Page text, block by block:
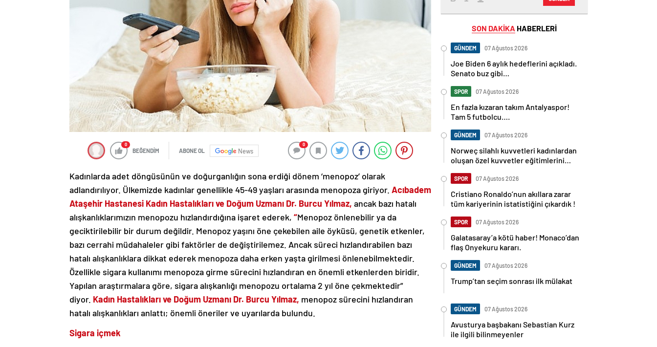
0
BEĞENDİM ABONE OL News
0
Kadınlarda adet döngüsünün ve doğurganlığın sona erdiği dönem ‘menopoz’ olarak
adlandırılıyor. Ülkemizde kadınlar genellikle 45-49 yaşları arasında menopoza giriyor. Acıbadem
Ataşehir Hastanesi Kadın Hastalıkları ve Doğum Uzmanı Dr. Burcu Yılmaz, ancak bazı hatalı
alışkanlıklarımızın menopozu hızlandırdığına işaret ederek, “Menopoz önlenebilir ya da
geciktirilebilir bir durum değildir. Menopoz yaşını öne çekebilen aile öyküsü, genetik etkenler,
bazı cerrahi müdahaleler gibi faktörler de değiştirilemez. Ancak süreci hızlandırabilen bazı
hatalı alışkanlıklara dikkat ederek menopoza daha erken yaşta girilmesi önlenebilmektedir.
Özellikle sigara kullanımı menopoza girme sürecini hızlandıran en önemli etkenlerden biridir.
Yapılan araştırmalara göre, sigara alışkanlığı menopozu ortalama 2 yıl öne çekmektedir”
diyor. Kadın Hastalıkları ve Doğum Uzmanı Dr. Burcu Yılmaz, menopoz sürecini hızlandıran
hatalı alışkanlıkları anlattı; önemli öneriler ve uyarılarda bulundu.
Sigara içmek
SON DAKİKA HABERLERİ
GÜNDEM 07 Ağustos 2026
Joe Biden 6 aylık hedeflerini açıkladı.
Senato buz gibi…
SPOR 07 Ağustos 2026
En fazla kızaran takım Antalyaspor!
Tam 5 futbolcu….
GÜNDEM 07 Ağustos 2026
Norweç silahlı kuvvetleri kadınlardan
oluşan özel kuvvetler eğitimlerini
SPOR 07 Ağustos 2026
Cristiano Ronaldo’nun akıllara zarar
tüm kariyerinin istatistiğini çıkardık !
SPOR 07 Ağustos 2026
Galatasaray’a kötü haber! Monaco’dan
flaş Onyekuru kararı.
GÜNDEM 07 Ağustos 2026
Trump’tan seçim sonrası ilk mülakat
GÜNDEM 07 Ağustos 2026
Avusturya başbakanı Sebastian Kurz
ile ilgili bilinmeyenler